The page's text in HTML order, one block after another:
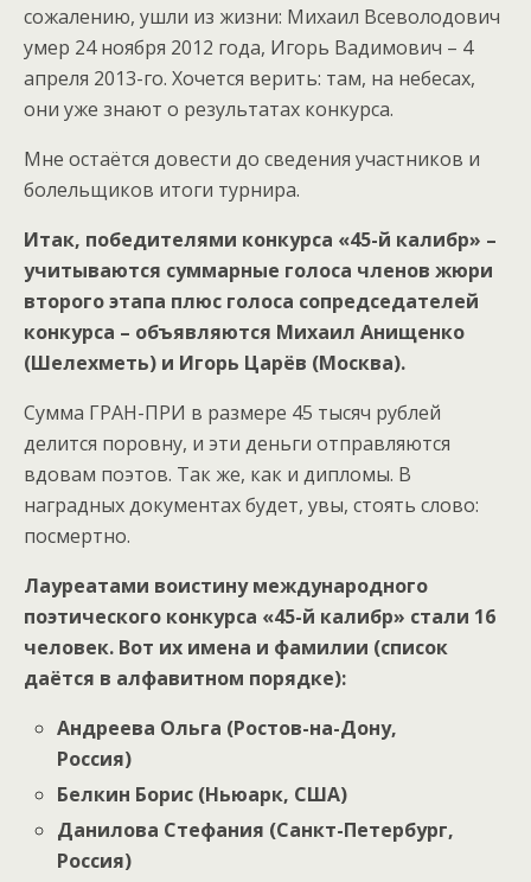
сожалению, ушли из жизни: Михаил Всеволодович
умер 24 ноября 2012 года, Игорь Вадимович – 4
апреля 2013-го. Хочется верить: там, на небесах,
они уже знают о результатах конкурса.
Мне остаётся довести до сведения участников и
болельщиков итоги турнира.
Итак, победителями конкурса «45-й калибр» –
учитываются суммарные голоса членов жюри
второго этапа плюс голоса сопредседателей
конкурса – объявляются Михаил Анищенко
(Шелехметь) и Игорь Царёв (Москва).
Сумма ГРАН-ПРИ в размере 45 тысяч рублей
делится поровну, и эти деньги отправляются
вдовам поэтов. Так же, как и дипломы. В
наградных документах будет, увы, стоять слово:
посмертно.
Лауреатами воистину международного
поэтического конкурса «45-й калибр» стали 16
человек. Вот их имена и фамилии (список
даётся в алфавитном порядке):
Андреева Ольга (Ростов-на-Дону,
Россия)
Белкин Борис (Ньюарк, США)
Данилова Стефания (Санкт-Петербург,
Россия)